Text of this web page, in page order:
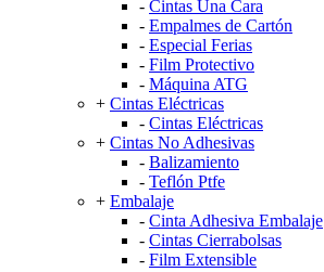
- Cintas Una Cara
- Empalmes de Cartón
- Especial Ferias
- Film Protectivo
- Máquina ATG
+ Cintas Eléctricas
- Cintas Eléctricas
+ Cintas No Adhesivas
- Balizamiento
- Teflón Ptfe
+ Embalaje
- Cinta Adhesiva Embalaje
- Cintas Cierrabolsas
- Film Extensible